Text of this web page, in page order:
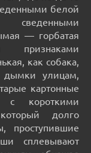
белой
— горбатая
признаками
как собака,
дымки улицам,
картонные
с короткими
долго
проступившие
сплевывают